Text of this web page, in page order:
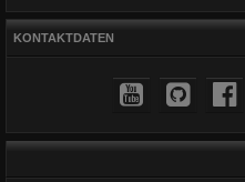
KONTAKTDATEN